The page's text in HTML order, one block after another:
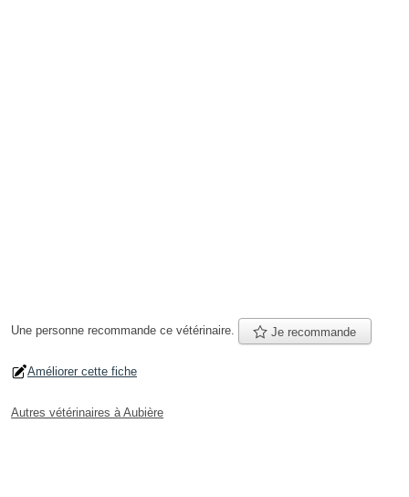
Une personne recommande ce vétérinaire. Je recommande
Améliorer cette fiche
Autres vétérinaires à Aubière